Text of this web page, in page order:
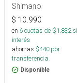
Shimano
$ 10.990
en 6cuotas de $1.832
interés
ahorras $440 por
transferencia.
Disponible